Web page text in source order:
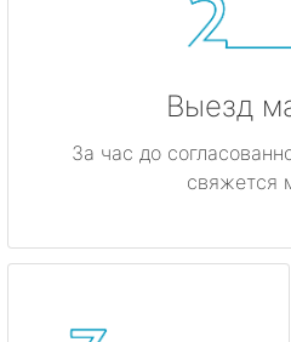
Выезд
За час до
свяжется